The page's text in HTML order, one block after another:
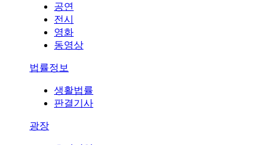
공연
전시
영화
동영상
법률정보
생활법률
판결기사
광장